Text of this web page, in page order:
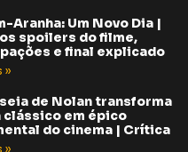
Aranha: Um Novo Dia |
spoilers do filme,
e final explicado
»
de Nolan transforma
clássico em épico
do cinema | Crítica
»